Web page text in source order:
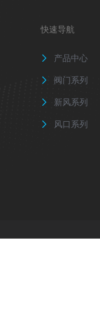
快速导航
 产品中心
 阀门系列
 新风系列
 风口系列